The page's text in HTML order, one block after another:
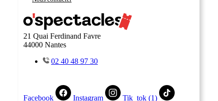
21 Quai Ferdinand Favre
44000 Nantes
02 40 48 97 30
Facebook Instagram Tik_tok (1)